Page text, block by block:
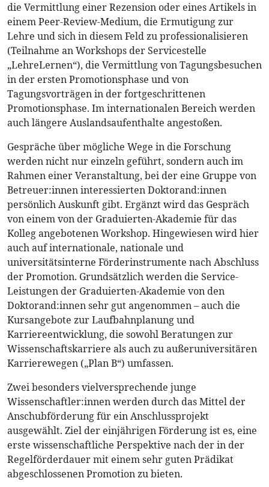
die Vermittlung einer Rezension oder eines Artikels in
einem Peer-Review-Medium, die Ermutigung zur
Lehre und sich in diesem Feld zu professionalisieren
(Teilnahme an Workshops der Servicestelle
„LehreLernen“), die Vermittlung von Tagungsbesuchen
in der ersten Promotionsphase und von
Tagungsvorträgen in der fortgeschrittenen
Promotionsphase. Im internationalen Bereich werden
auch längere Auslandsaufenthalte angestoßen.
Gespräche über mögliche Wege in die Forschung
werden nicht nur einzeln geführt, sondern auch im
Rahmen einer Veranstaltung, bei der eine Gruppe von
Betreuer:innen interessierten Doktorand:innen
persönlich Auskunft gibt. Ergänzt wird das Gespräch
von einem von der Graduierten-Akademie für das
Kolleg angebotenen Workshop. Hingewiesen wird hier
auch auf internationale, nationale und
universitätsinterne Förderinstrumente nach Abschluss
der Promotion. Grundsätzlich werden die Service-
Leistungen der Graduierten-Akademie von den
Doktorand:innen sehr gut angenommen – auch die
Kursangebote zur Laufbahnplanung und
Karriereentwicklung, die sowohl Beratungen zur
Wissenschaftskarriere als auch zu außeruniversitären
Karrierewegen („Plan B“) umfassen.
Zwei besonders vielversprechende junge
Wissenschaftler:innen werden durch das Mittel der
Anschubförderung für ein Anschlussprojekt
ausgewählt. Ziel der einjährigen Förderung ist es, eine
erste wissenschaftliche Perspektive nach der in der
Regelförderdauer mit einem sehr guten Prädikat
abgeschlossenen Promotion zu bieten.